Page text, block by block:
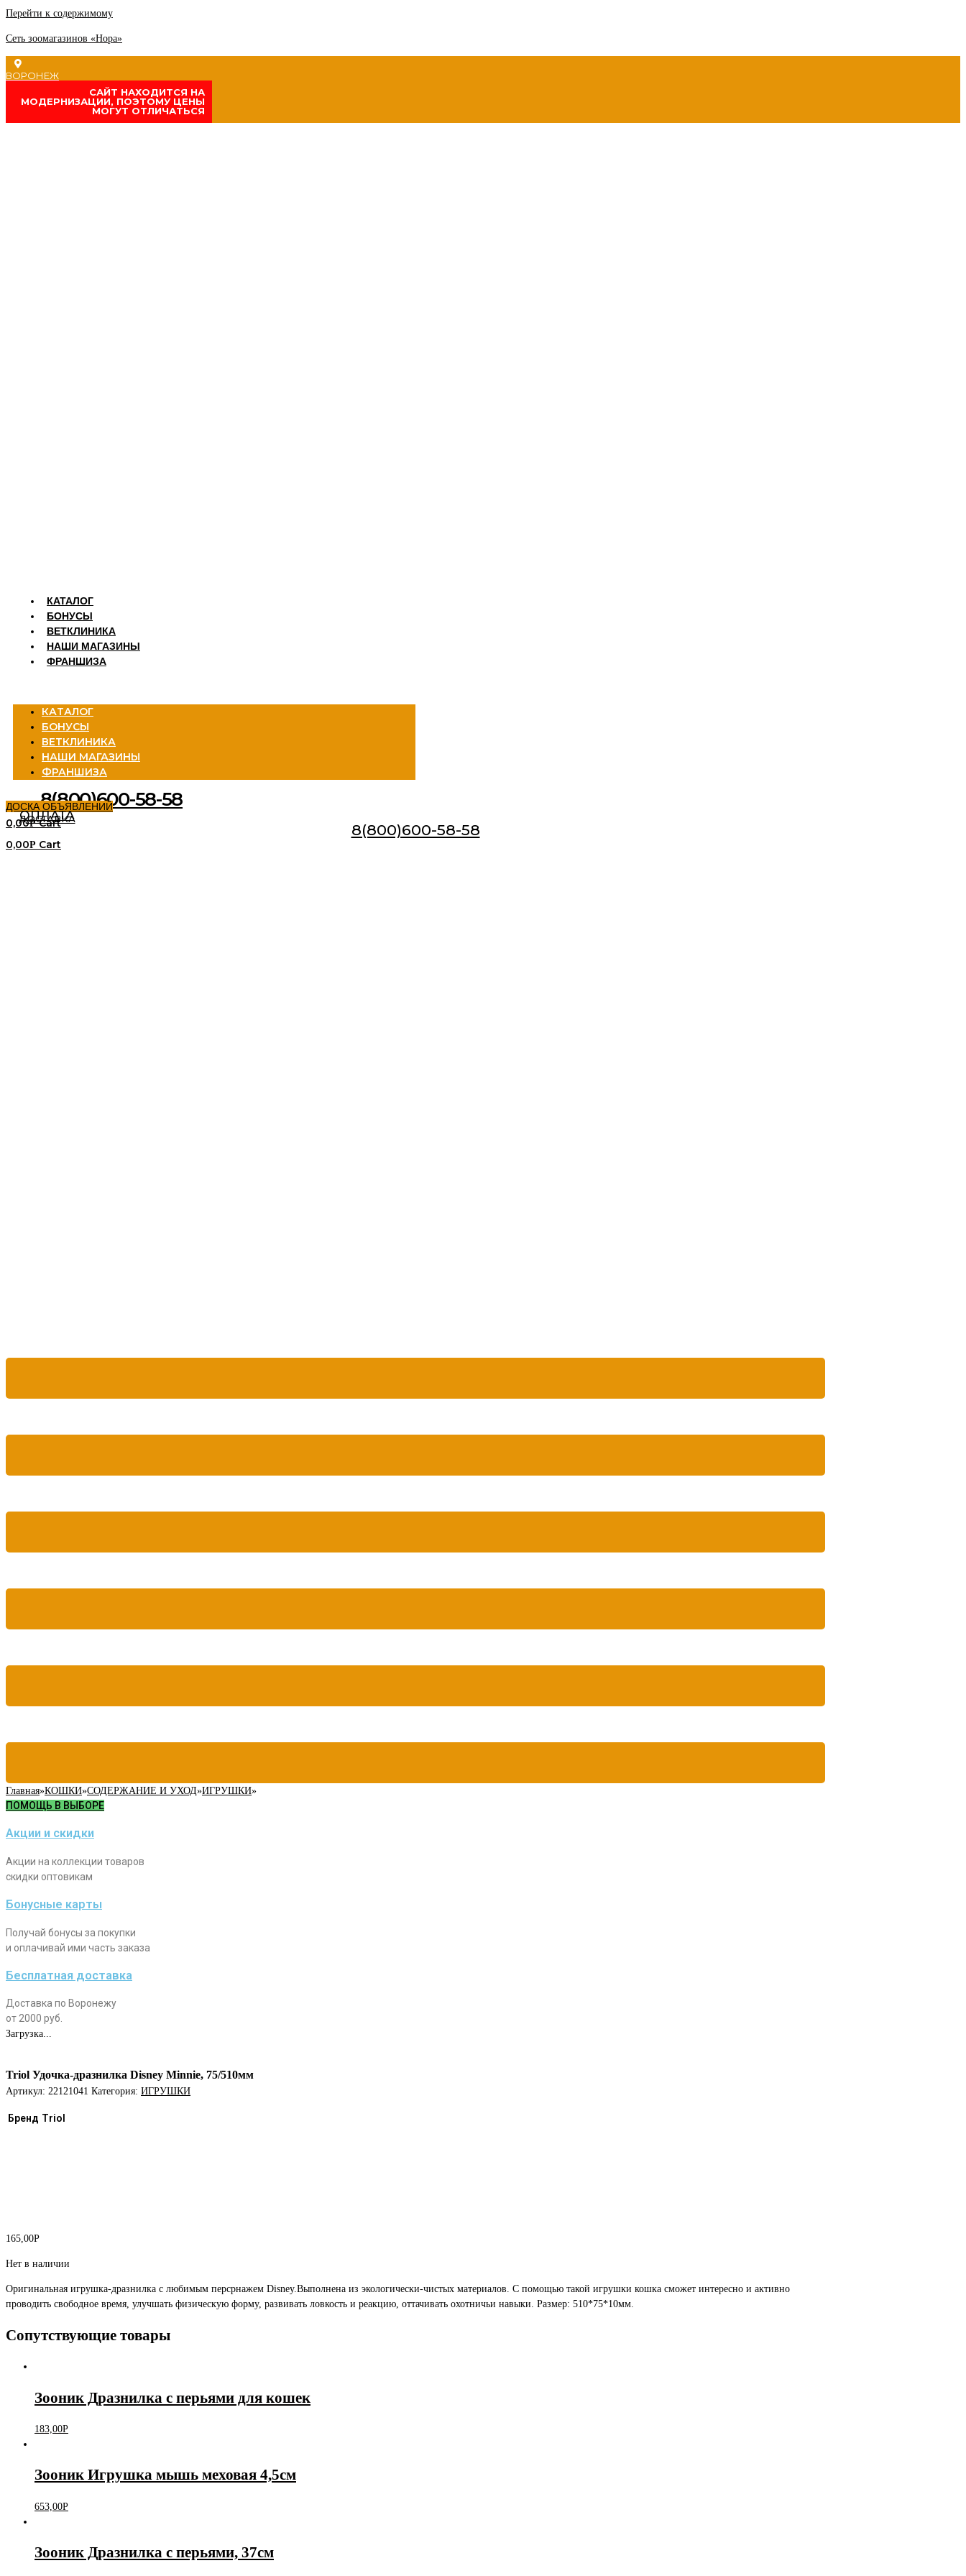
Перейти к содержимому
Сеть зоомагазинов «Нора»
ВОРОНЕЖ
CАЙТ НАХОДИТСЯ НА
МОДЕРНИЗАЦИИ, ПОЭТОМУ ЦЕНЫ
МОГУТ ОТЛИЧАТЬСЯ
КАТАЛОГ
БОНУСЫ
ВЕТКЛИНИКА
НАШИ МАГАЗИНЫ
ФРАНШИЗА
КАТАЛОГ
БОНУСЫ
ВЕТКЛИНИКА
НАШИ МАГАЗИНЫ
ФРАНШИЗА
8(800)600-58-58
ДОСКА ОБЪЯВЛЕНИЙ
ДОСТАВКА
ОПЛАТА
0,00Р Cart 8(800)600-58-58
0,00Р Cart
Главная»КОШКИ»СОДЕРЖАНИЕ И УХОД»ИГРУШКИ»
ПОМОЩЬ В ВЫБОРЕ
Акции и скидки
Акции на коллекции товаров
скидки оптовикам
Бонусные карты
Получай бонусы за покупки
и оплачивай ими часть заказа
Бесплатная доставка
Доставка по Воронежу
от 2000 руб.
Загрузка...
Triol Удочка-дразнилка Disney Minnie, 75/510мм
Артикул: 22121041 Категория: ИГРУШКИ
Бренд Triol
165,00Р
Нет в наличии
Оригинальная игрушка-дразнилка с любимым персрнажем Disney.Выполнена из экологически-чистых материалов. С помощью такой игрушки кошка сможет интересно и активно
проводить свободное время, улучшать физическую форму, развивать ловкость и реакцию, оттачивать охотничьи навыки. Размер: 510*75*10мм.
Сопутствующие товары
Зооник Дразнилка с перьями для кошек
183,00Р
Зооник Игрушка мышь меховая 4,5см
653,00Р
Зооник Дразнилка с перьями, 37см